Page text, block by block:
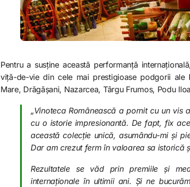
Pentru a susține această performanță
viță-de-vie din cele mai prestigioase podgorii ale
Mare, Drăgășani, Nazarcea, Târgu Frumos, Podu
„Vinoteca Românească a pornit cu un
cu o istorie impresionantă. De fapt, fix
această colecție unică, asumându-mi și
Dar am crezut ferm în valoarea sa istorică
Rezultatele se văd prin premiile și
internaționale în ultimii ani. Și ne